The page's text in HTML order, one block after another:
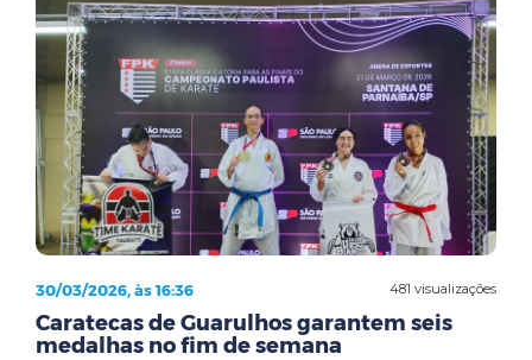
481 visualizações
30/03/2026, às 16:36
Caratecas de Guarulhos garantem seis
medalhas no fim de semana